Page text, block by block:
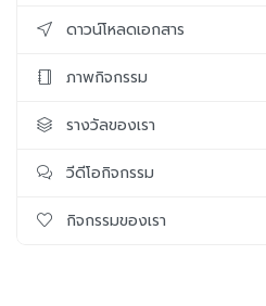
ดาวน์โหลดเอกสาร
ภาพกิจกรรม
รางวัลของเรา
วีดีโอกิจกรรม
กิจกรรมของเรา